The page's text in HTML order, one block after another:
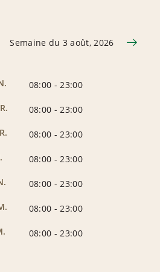
Semaine du 3 août, 2026
08:00 - 23:00
08:00 - 23:00
08:00 - 23:00
08:00 - 23:00
08:00 - 23:00
08:00 - 23:00
08:00 - 23:00